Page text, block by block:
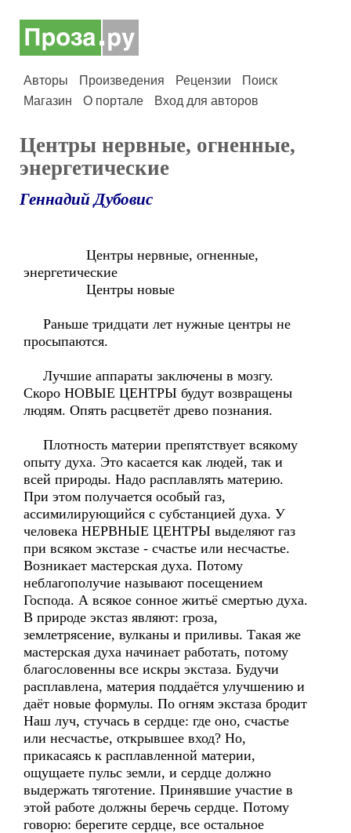
Авторы Произведения Рецензии
Поиск
Магазин
О портале Вход для авторов
Центры нервные, огненные,
энергетические
Геннадий Дубовис
Центры нервные, огненные,
энергетические
Центры новые
Раньше тридцати лет нужные центры не
просыпаются.
Лучшие аппараты заключены в мозгу.
Скоро НОВЫЕ ЦЕНТРЫ будут возвращены
людям. Опять расцветёт древо познания.
Плотность материи препятствует всякому
опыту духа. Это касается как людей, так и
всей природы. Надо расплавлять материю.
При этом получается особый газ,
ассимилирующийся с субстанцией духа. У
человека НЕРВНЫЕ ЦЕНТРЫ выделяют газ
при всяком экстазе - счастье или несчастье.
Возникает мастерская духа. Потому
неблагополучие называют посещением
Господа. А всякое сонное житьё смертью духа.
В природе экстаз являют: гроза,
землетрясение, вулканы и приливы. Такая же
мастерская духа начинает работать, потому
благословенны все искры экстаза. Будучи
расплавлена, материя поддаётся улучшению и
даёт новые формулы. По огням экстаза бродит
Наш луч, стучась в сердце: где оно, счастье
или несчастье, открывшее вход? Но,
прикасаясь к расплавленной материи,
ощущаете пульс земли, и сердце должно
выдержать тяготение. Принявшие участие в
этой работе должны беречь сердце. Потому
говорю: берегите сердце, все остальное